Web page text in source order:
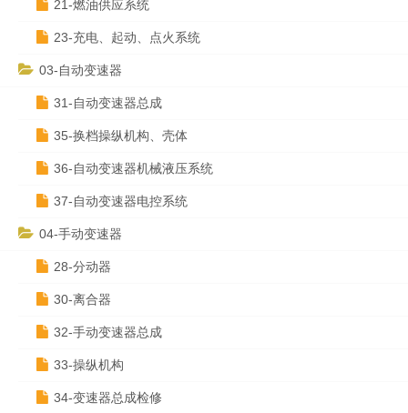
21-燃油供应系统
23-充电、起动、点火系统
03-自动变速器
31-自动变速器总成
35-换档操纵机构、壳体
36-自动变速器机械液压系统
37-自动变速器电控系统
04-手动变速器
28-分动器
30-离合器
32-手动变速器总成
33-操纵机构
34-变速器总成检修